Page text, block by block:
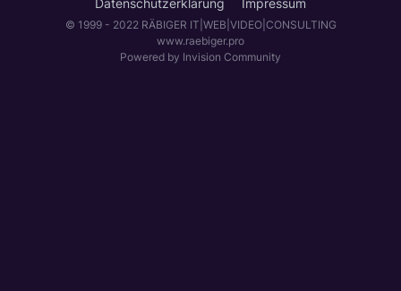
Datenschutzerklärung Impressum
© 1999 - 2022 RÄBIGER IT|WEB|VIDEO|CONSULTING
www.raebiger.pro
Powered by Invision Community